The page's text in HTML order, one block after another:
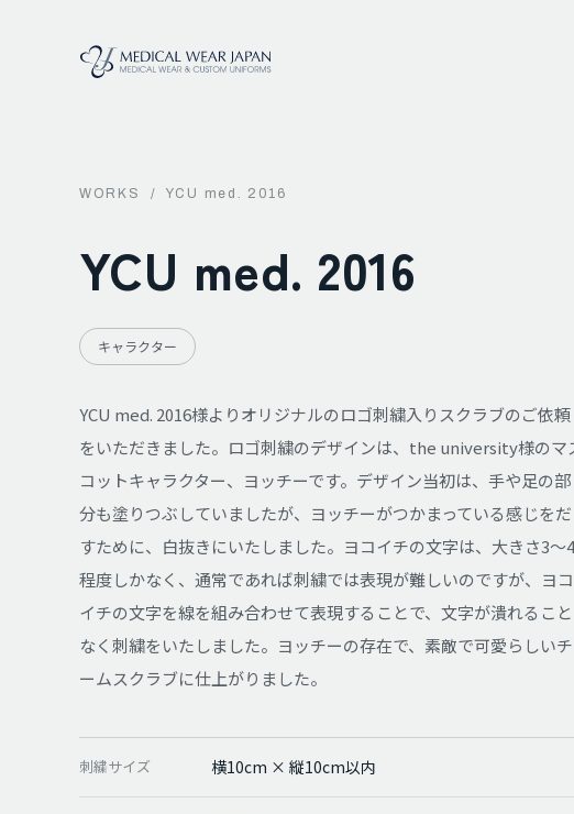
WORKS / YCU med. 2016
YCU med. 2016
キャラクター
YCU med. 2016様よりオリジナルのロゴ刺繍入りスクラブのご依頼
をいただきました。ロゴ刺繍のデザインは、the university様のマ
コットキャラクター、ヨッチーです。デザイン当初は、手や足の部
分も塗りつぶしていましたが、ヨッチーがつかまっている感じをだ
すために、白抜きにいたしました。ヨコイチの文字は、大きさ3〜4
程度しかなく、通常であれば刺繍では表現が難しいのですが、ヨコ
イチの文字を線を組み合わせて表現することで、文字が潰れること
なく刺繍をいたしました。ヨッチーの存在で、素敵で可愛らしいチ
ームスクラブに仕上がりました。
刺繍サイズ 横10cm × 縦10cm以内